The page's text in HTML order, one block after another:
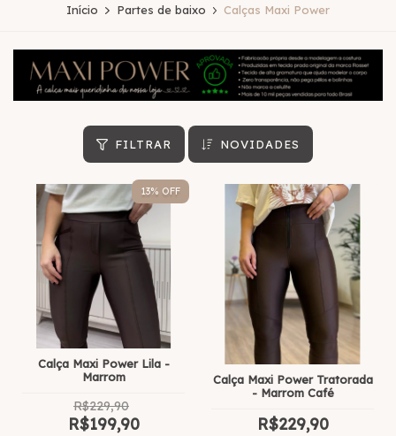
Início Partes de baixo Calças Maxi Power
FILTRAR NOVIDADES
13% OFF
Calça Maxi Power Lila -
Marrom
R$229,90
R$199,90
Calça Maxi Power Tratorada
- Marrom Café
R$229,90